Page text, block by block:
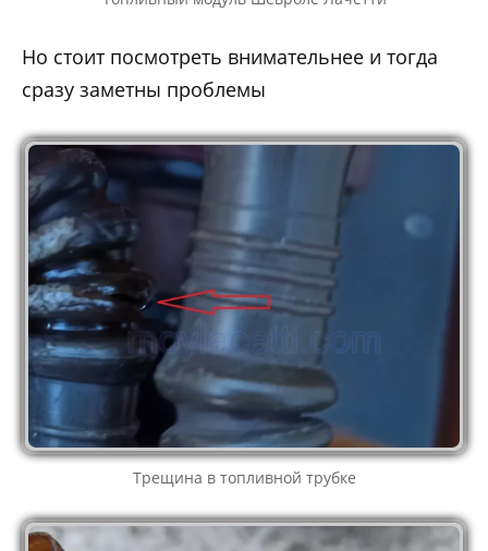
Но стоит посмотреть внимательнее и тогда
сразу заметны проблемы
Трещина в топливной трубке